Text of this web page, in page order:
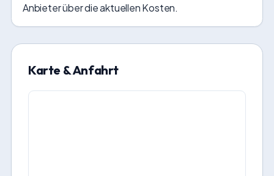
Anbieter über die aktuellen Kosten.
Karte & Anfahrt